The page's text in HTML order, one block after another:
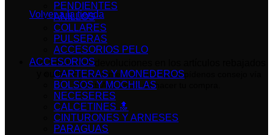
Volver a la tienda
No admitimos devoluciones en los artículos rebajados
y outlet.Fíjate bien en las medidas o pídenos consejo vía
WhatsApp antes de hacer tu compra.
PENDIENTES
ANILLOS
COLLARES
PULSERAS
ACCESORIOS PELO
ACCESORIOS
CARTERAS Y MONEDEROS
BOLSOS Y MOCHILAS
NECESERES
CALCETINES 🔝
CINTURONES Y ARNESES
PARAGUAS